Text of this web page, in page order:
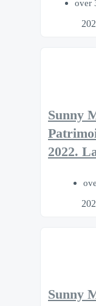
over
Sunny
2022.
Sunny